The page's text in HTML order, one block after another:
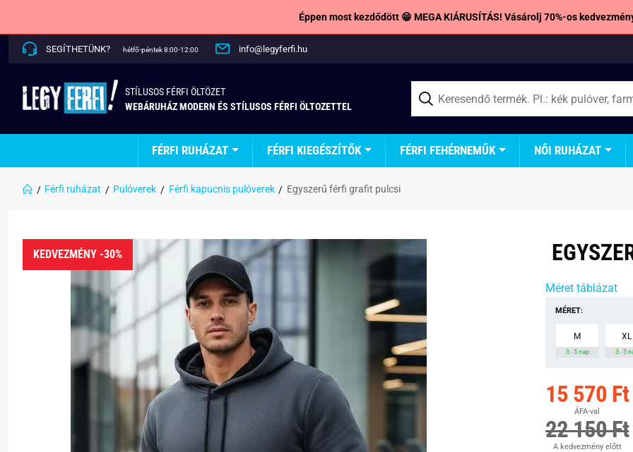
Éppen most kezdődött 😁 MEGA KIÁRUSÍTÁS! Vásárolj 70%-os
SEGÍTHETÜNK? hétfő-péntek 8:00-12:00 info@legyferfi.hu
STÍLUSOS FÉRFI ÖLTÖZET
WEBÁRUHÁZ MODERN ÉS STÍLUSOS FÉRFI ÖLTOZETTEL
FÉRFI RUHÁZAT FÉRFI KIEGÉSZÍTŐK FÉRFI FEHÉRNEMŰK NŐI RUHÁZAT
Férfi ruházat Pulóverek Férfi kapucnis pulóverek Egyszerű férfi grafit pulcsi
KEDVEZMÉNY -30%
Méret táblázat
MÉRET:
M
3 - 5 nap
XL
3 - 5
15 570 Ft
ÁFA-val
22 150 Ft
A kedvezmény előtt